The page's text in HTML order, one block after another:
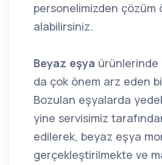
personelimizden çözüm
alabilirsiniz.
Beyaz eşya ürünlerinde
da çok önem arz eden
Bozulan eşyalarda
yine servisimiz
edilerek, beyaz eşya
gerçekleştirilmekte ve